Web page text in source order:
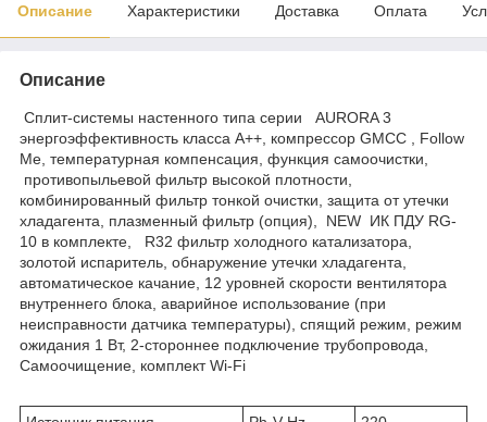
Описание Характеристики Доставка Оплата
Описание
Сплит-системы настенного типа серии AURORA 3
энергоэффективность класса А++, компрессор GMCC , Follow
Me, температурная компенсация, функция самоочистки,
противопыльевой фильтр высокой плотности,
комбинированный фильтр тонкой очистки, защита от утечки
хладагента, плазменный фильтр (опция), NEW ИК ПДУ RG-
10 в комплекте, R32 фильтр холодного катализатора,
золотой испаритель, обнаружение утечки хладагента,
автоматическое качание, 12 уровней скорости вентилятора
внутреннего блока, аварийное использование (при
неисправности датчика температуры), спящий режим, режим
ожидания 1 Вт, 2-стороннее подключение трубопровода,
Самоочищение, комплект Wi-Fi